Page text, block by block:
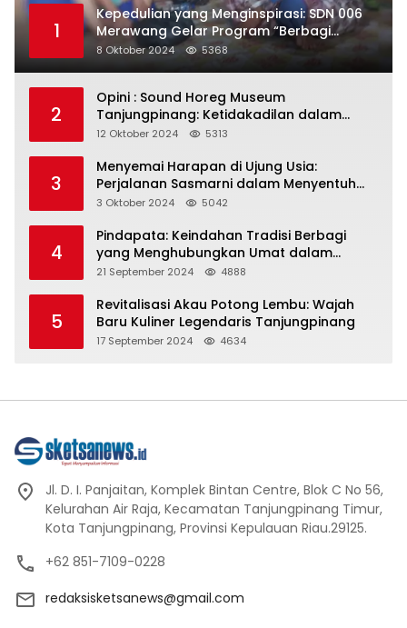
1
Kepedulian yang Menginspirasi: SDN 006
Merawang Gelar Program “Berbagi
Segenggam Beras”
8 Oktober 2024 5368
2
Opini : Sound Horeg Museum
Tanjungpinang: Ketidakadilan dalam
Representasi
12 Oktober 2024 5313
3
Menyemai Harapan di Ujung Usia:
Perjalanan Sasmarni dalam Menyentuh
Hati dan Jiwa
3 Oktober 2024 5042
4
Pindapata: Keindahan Tradisi Berbagi
yang Menghubungkan Umat dalam
Spiritualitas dan Kebersamaan dalam
21 September 2024 4888
5
Revitalisasi Akau Potong Lembu: Wajah
Baru Kuliner Legendaris Tanjungpinang
17 September 2024 4634
Jl. D. I. Panjaitan, Komplek Bintan Centre, Blok C No 56,
Kelurahan Air Raja, Kecamatan Tanjungpinang Timur,
Kota Tanjungpinang, Provinsi Kepulauan Riau.29125.
+62 851-7109-0228
redaksisketsanews@gmail.com